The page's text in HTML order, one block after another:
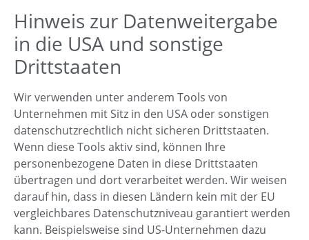
Hinweis zur Datenweitergabe
in die USA und sonstige
Drittstaaten
Wir verwenden unter anderem Tools von
Unternehmen mit Sitz in den USA oder sonstigen
datenschutzrechtlich nicht sicheren Drittstaaten.
Wenn diese Tools aktiv sind, können Ihre
personenbezogene Daten in diese Drittstaaten
übertragen und dort verarbeitet werden. Wir weisen
darauf hin, dass in diesen Ländern kein mit der EU
vergleichbares Datenschutzniveau garantiert werden
kann. Beispielsweise sind US-Unternehmen dazu